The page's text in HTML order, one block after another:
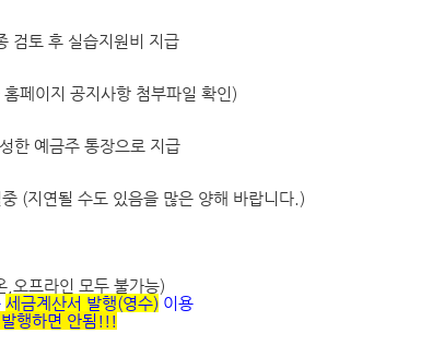
검토 후 실습지원비 지급
홈페이지 공지사항 첨부파일 확인 )
한 예금주 통장으로 지급
(지연될 수도 있음을 많은 양해 바랍니다.)
오프라인 모두 불가능)
세금계산서 발행(영수) 이용
행하면 안됨!!!